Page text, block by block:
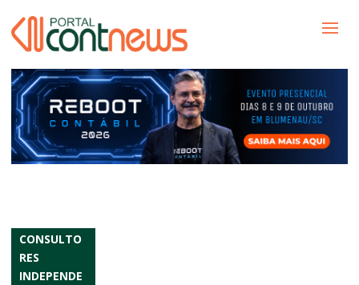
CONSULTO
RES
INDEPENDE